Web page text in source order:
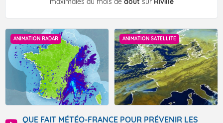
ANIMATION RADAR ANIMATION SATELLITE
QUE FAIT MÉTÉO-FRANCE POUR PRÉVENIR LES